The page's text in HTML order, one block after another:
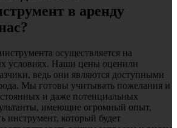
в аренду
осуществляется на
условиях. Наши цены оценили
ведь они являются доступными
Мы готовы учитывать пожелания и
и даже потенциальных
имеющие огромный опыт,
инструмент, который будет